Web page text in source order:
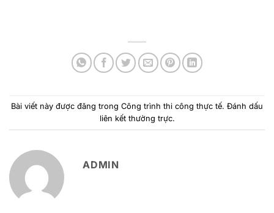
Bài viết này được đăng trong Công trình thi công thực tế. Đánh dấu
liên kết thường trực.
ADMIN